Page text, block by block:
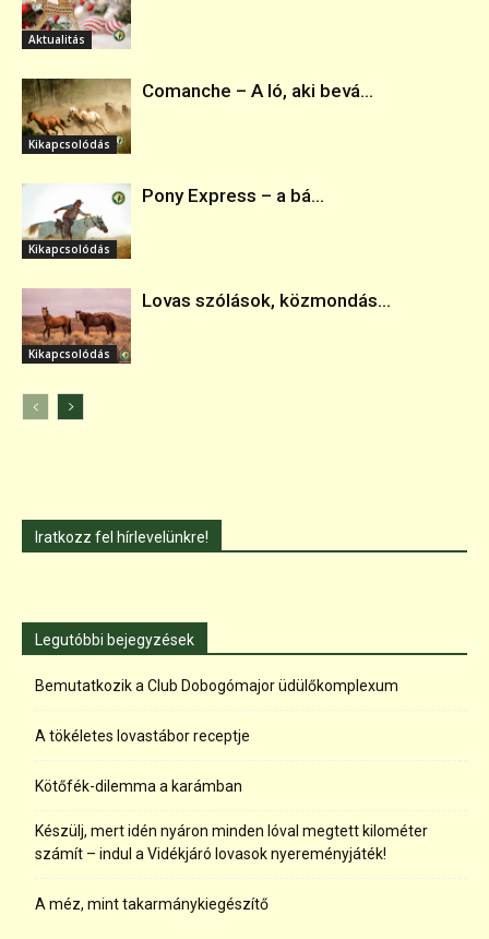
Aktualitás
Kikapcsolódás
Comanche – A ló, aki bevá...
Kikapcsolódás
Pony Express – a bá...
Kikapcsolódás
Lovas szólások, közmondás...
Iratkozz fel hírlevelünkre!
Legutóbbi bejegyzések
Bemutatkozik a Club Dobogómajor üdülőkomplexum
A tökéletes lovastábor receptje
Kötőfék-dilemma a karámban
Készülj, mert idén nyáron minden lóval megtett kilométer
számít – indul a Vidékjáró lovasok nyereményjáték!
A méz, mint takarmánykiegészítő